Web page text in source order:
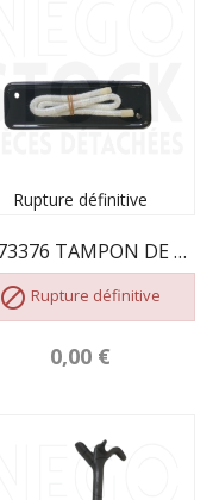
Rupture définitive
93573376 TAMPON DE RAMONAGE
 Rupture définitive
0,00 €